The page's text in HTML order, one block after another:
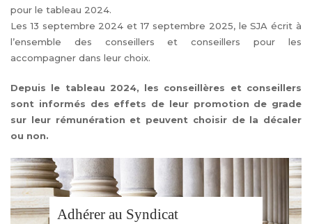
pour le tableau 2024.
Les 13 septembre 2024 et 17 septembre 2025, le SJA écrit à
l’ensemble des conseillers et conseillers pour les
accompagner dans leur choix.
Depuis le tableau 2024, les conseillères et conseillers
sont informés des effets de leur promotion de grade
sur leur rémunération et peuvent choisir de la décaler
ou non.
Adhérer au Syndicat